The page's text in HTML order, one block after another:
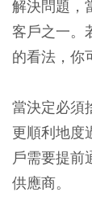
解決問題，
客戶之一。
的看法，你
當決定必須
更順利地度
戶需要提前
供應商。